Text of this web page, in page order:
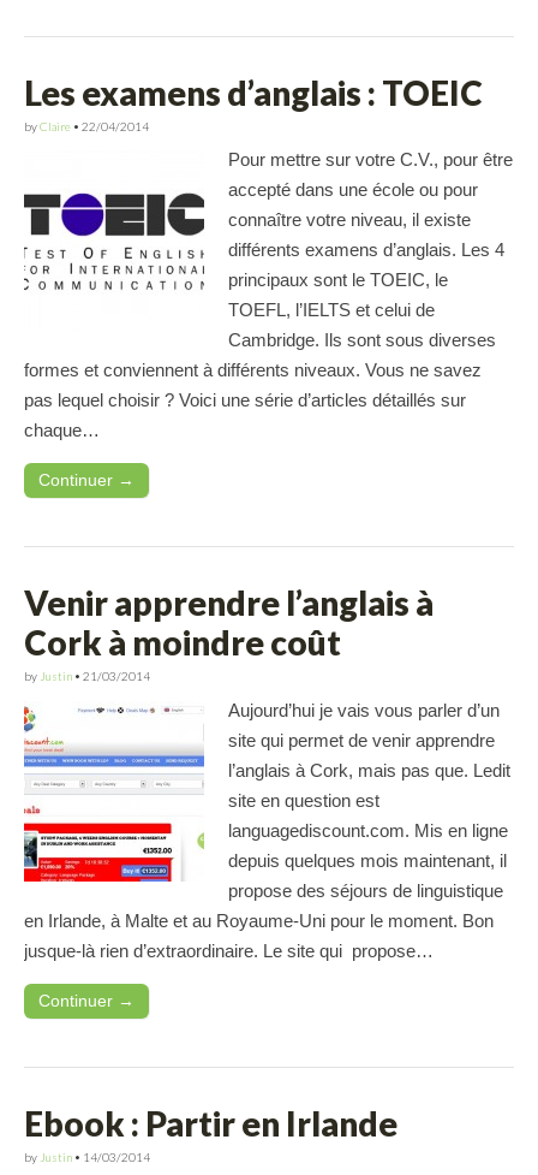
Les examens d’anglais : TOEIC
byClaire • 22/04/2014
Pour mettre sur votre C.V., pour être
accepté dans une école ou pour
connaître votre niveau, il existe
différents examens d’anglais. Les 4
principaux sont le TOEIC, le
TOEFL, l’IELTS et celui de
Cambridge. Ils sont sous diverses
formes et conviennent à différents niveaux. Vous ne savez
pas lequel choisir ? Voici une série d’articles détaillés sur
chaque…
Continuer →
Venir apprendre l’anglais à
Cork à moindre coût
by Justin • 21/03/2014
Aujourd’hui je vais vous parler d’un
site qui permet de venir apprendre
l’anglais à Cork, mais pas que. Ledit
site en question est
languagediscount.com. Mis en ligne
depuis quelques mois maintenant, il
propose des séjours de linguistique
en Irlande, à Malte et au Royaume-Uni pour le moment. Bon
jusque-là rien d’extraordinaire. Le site qui propose…
Continuer →
Ebook : Partir en Irlande
by Justin • 14/03/2014